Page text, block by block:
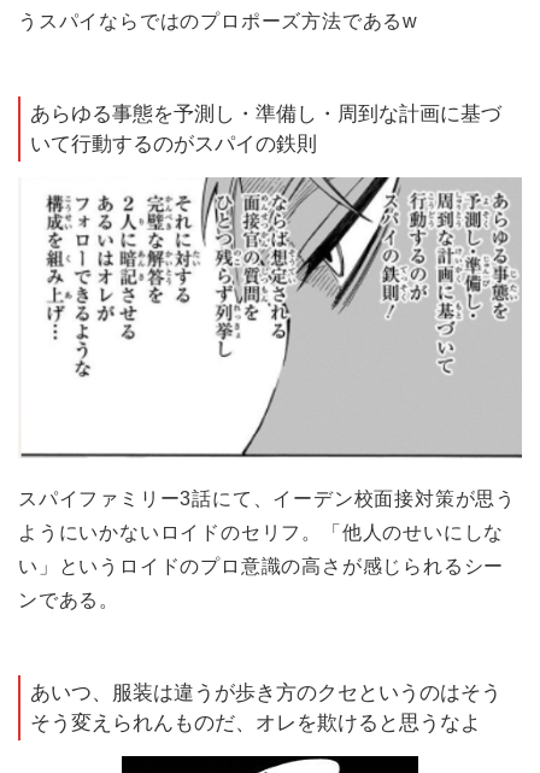
うスパイならではのプロポーズ方法であるw
あらゆる事態を予測し・準備し・周到な計画に基づ
いて行動するのがスパイの鉄則
スパイファミリー3話にて、イーデン校面接対策が思う
ようにいかないロイドのセリフ。「他人のせいにしな
い」というロイドのプロ意識の高さが感じられるシー
ンである。
あいつ、服装は違うが歩き方のクセというのはそう
そう変えられんものだ、オレを欺けると思うなよ